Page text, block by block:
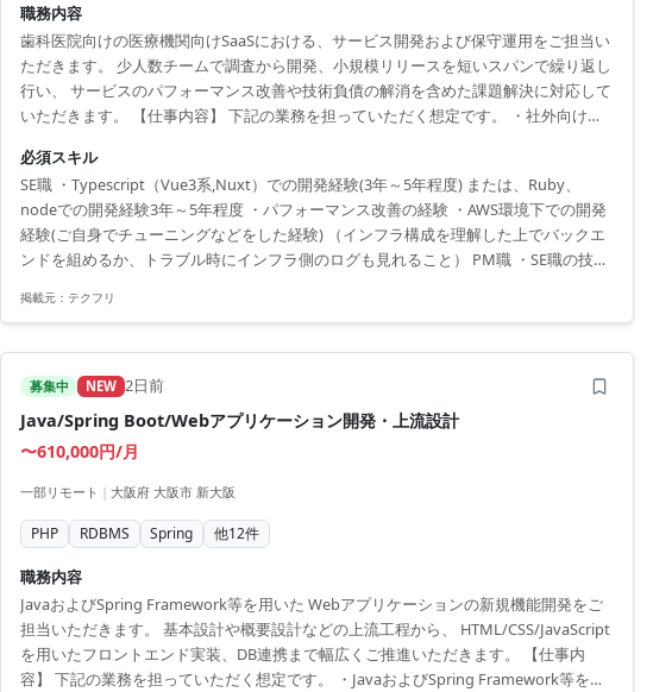
職務内容
歯科医院向けの医療機関向けSaaSにおける、サービス開発および保守運用をご担当い
ただきます。 少人数チームで調査から開発、小規模リリースを短いスパンで繰り返し
行い、 サービスのパフォーマンス改善や技術負債の解消を含めた課題解決に対応して
いただきます。 【仕事内容】 下記の業務を担っていただく想定です。 ・社外向け
データメンテナンス、問い合わせ対応） ・社内向け業務システムの実装および改修
・社内向け業務システムの運用保守（監視、データメンテナンス、問い合わせ対応）
※詳細は面談時にお伝えします。 【メイン技術スタック】 言語: Ruby,Typ...
必須スキル
SE職 ・Typescript（Vue3系,Nuxt）での開発経験(3年～5年程度) または、Ruby、
nodeでの開発経験3年～5年程度 ・パフォーマンス改善の経験 ・AWS環境下での開発
経験(ご自身でチューニングなどをした経験) （インフラ構成を理解した上でバックエ
ンドを組めるか、トラブル時にインフラ側のログも見れること） PM職 ・SE職の技術
成 ・AIを含む技術トレンドを理解し、開発やチーム運営への影響を判断できる基礎的
掲載元： テクフリ
募集中 NEW 2日前
Java/Spring Boot/Webアプリケーション開発・上流設計
〜610,000円/月
一部リモート | 大阪府 大阪市 新大阪
PHP RDBMS Spring 他12件
職務内容
JavaおよびSpring Framework等を用いた Webアプリケーションの新規機能開発をご
担当いただきます。 基本設計や概要設計などの上流工程から、 HTML/CSS/JavaScript
を用いたフロントエンド実装、DB連携まで幅広くご推進いただきます。 【仕事内
容】 下記の業務を担っていただく想定です。 ・JavaおよびSpring Framework等を用